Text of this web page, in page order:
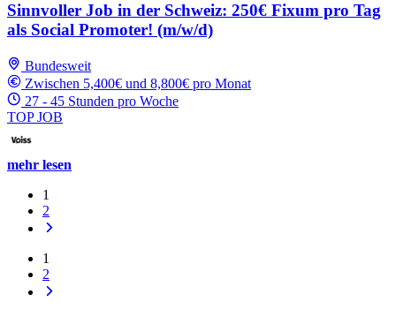
Sinnvoller Job in der Schweiz: 250€ Fixum pro Tag
als Social Promoter! (m/w/d)
Bundesweit
Zwischen 5,400€ und 8,800€ pro Monat
27 - 45 Stunden pro Woche
TOP JOB
mehr lesen
1
2
1
2